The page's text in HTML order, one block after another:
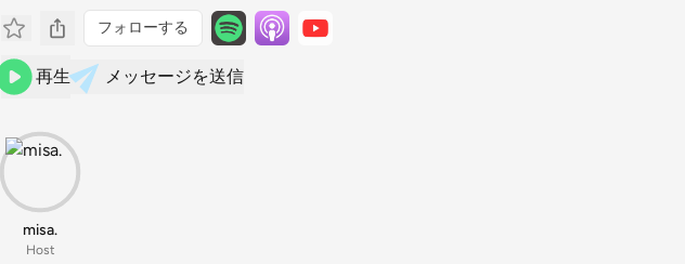
フォローする
再生 メッセージを送信
misa.
Host